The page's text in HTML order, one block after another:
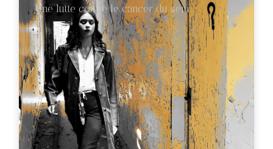
Une lutte contre le cancer du sein.
€89